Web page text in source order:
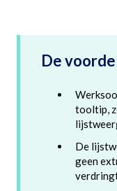
De
tooltip,
De
geen